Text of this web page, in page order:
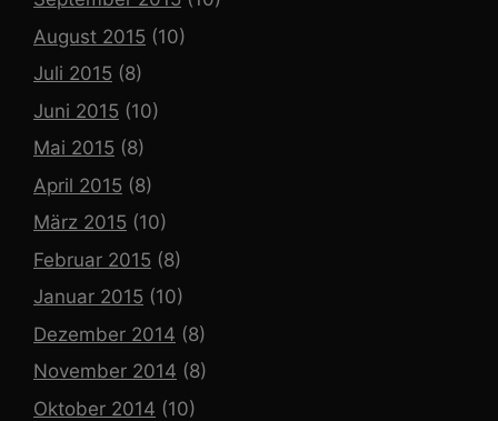
August 2015 (10)
Juli 2015 (8)
Juni 2015 (10)
Mai 2015 (8)
April 2015 (8)
März 2015 (10)
Februar 2015 (8)
Januar 2015 (10)
Dezember 2014 (8)
November 2014 (8)
Oktober 2014 (10)